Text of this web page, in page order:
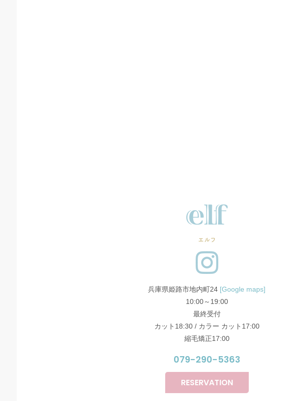
エルフ
兵庫県姫路市地内町24 [Google maps]
10:00～19:00
最終受付
カット18:30 / カラー カット17:00
縮毛矯正17:00
079-290-5363
RESERVATION